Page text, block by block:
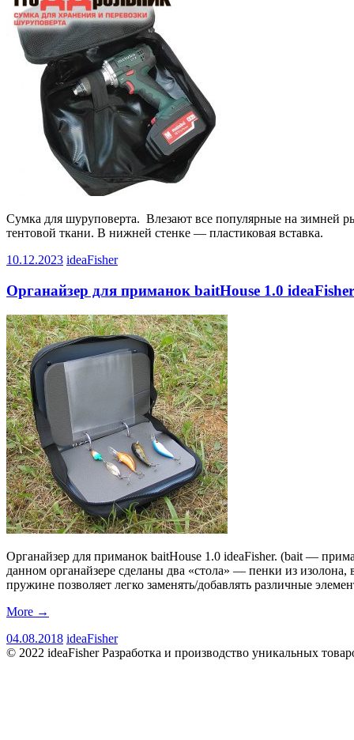
Сумка для шуруповерта. Влезают все популярные на зимней
тентовой ткани. В нижней стенке — пластиковая вставка.
10.12.2023 ideaFisher
Органайзер для приманок baitHouse 1.0 ideaFisher
Органайзер для приманок baitHouse 1.0 ideaFisher. (bait —
данном органайзере сделаны два «стола» — пенки из
пружине позволяет легко заменять/добавлять различные
More →
04.08.2018 ideaFisher
© 2022 ideaFisher Разработка и производство уникальных